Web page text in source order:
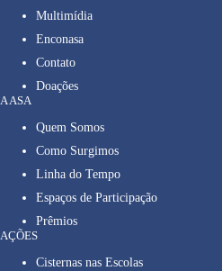
Multimídia
Enconasa
Contato
Doações
A ASA
Quem Somos
Como Surgimos
Linha do Tempo
Espaços de Participação
Prêmios
AÇÕES
Cisternas nas Escolas